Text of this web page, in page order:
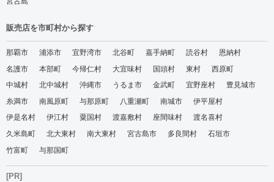
販売店を市町村から探す
那覇市 浦添市 宜野湾市 北谷町 嘉手納町 読谷村
恩納村
名護市
本部町 今帰仁村 大宜味村 国頭村 東村
西原町
中城村
北中城村 沖縄市 うるま市 金武町 宜野座村
豊見城市
糸満市
南風原町 与那原町 八重瀬町 南城市
伊平屋村
伊是名村
伊江村 粟国村 渡嘉敷村 座間味村
渡名喜村
久米島町
北大東村 南大東村 宮古島市 多良間村
石垣市
竹富町
与那国町
[PR]